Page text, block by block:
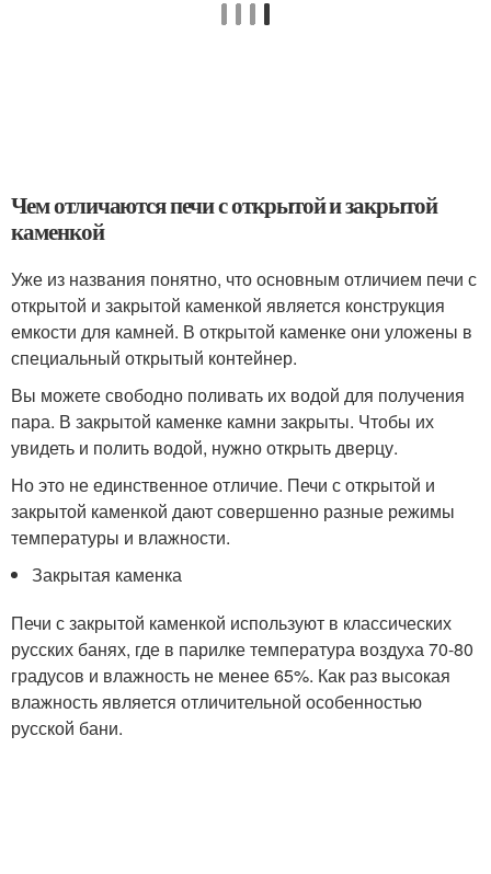
Чем отличаются печи с открытой и закрытой
каменкой
Уже из названия понятно, что основным отличием печи с
открытой и закрытой каменкой является конструкция
емкости для камней. В открытой каменке они уложены в
специальный открытый контейнер.
Вы можете свободно поливать их водой для получения
пара. В закрытой каменке камни закрыты. Чтобы их
увидеть и полить водой, нужно открыть дверцу.
Но это не единственное отличие. Печи с открытой и
закрытой каменкой дают совершенно разные режимы
температуры и влажности.
Закрытая каменка
Печи с закрытой каменкой используют в классических
русских банях, где в парилке температура воздуха 70-80
градусов и влажность не менее 65%. Как раз высокая
влажность является отличительной особенностью
русской бани.